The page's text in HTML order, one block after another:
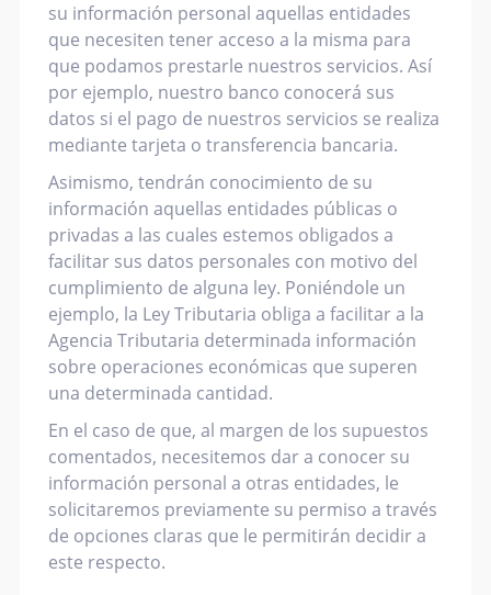
su información personal aquellas entidades
que necesiten tener acceso a la misma para
que podamos prestarle nuestros servicios. Así
por ejemplo, nuestro banco conocerá sus
datos si el pago de nuestros servicios se realiza
mediante tarjeta o transferencia bancaria.
Asimismo, tendrán conocimiento de su
información aquellas entidades públicas o
privadas a las cuales estemos obligados a
facilitar sus datos personales con motivo del
cumplimiento de alguna ley. Poniéndole un
ejemplo, la Ley Tributaria obliga a facilitar a la
Agencia Tributaria determinada información
sobre operaciones económicas que superen
una determinada cantidad.
En el caso de que, al margen de los supuestos
comentados, necesitemos dar a conocer su
información personal a otras entidades, le
solicitaremos previamente su permiso a través
de opciones claras que le permitirán decidir a
este respecto.